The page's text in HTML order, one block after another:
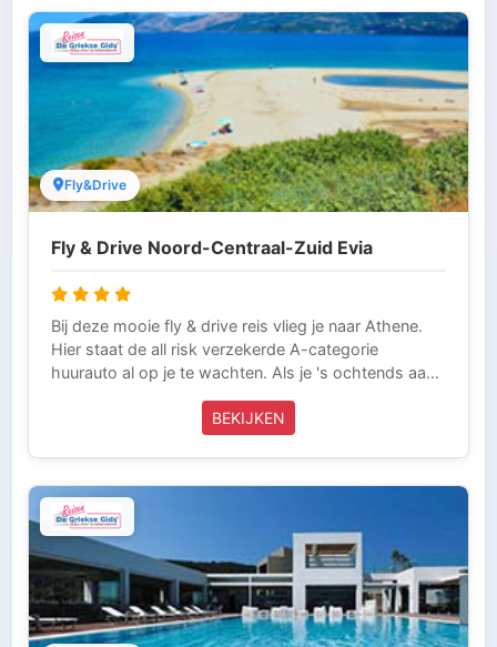
Fly&Drive
Fly & Drive Noord-Centraal-Zuid Evia
Bij deze mooie fly & drive reis vlieg je naar Athene.
Hier staat de all risk verzekerde A-categorie
huurauto al op je te wachten. Als je 's ochtends aan
Chalkida, naar Pefki op Noord Evia (208 km) waar je
in de buurt van Athene (Rafina), zodat je dag erna
uitgerust richting Noord Evia kunt vertrekken. Deze
vakantie wordt volledig verzorgd door Griekse Gids
Reizen en is inclusief vliegtickets, all risk verzekerde
huurauto (A klasse) en verblijf met ontbijt. Griekse
Gids Reizen is aangesloten bij ANVR, SGR en het
Calamiteitenfonds. Wij zijn voor onze klanten die in
BEKIJKEN